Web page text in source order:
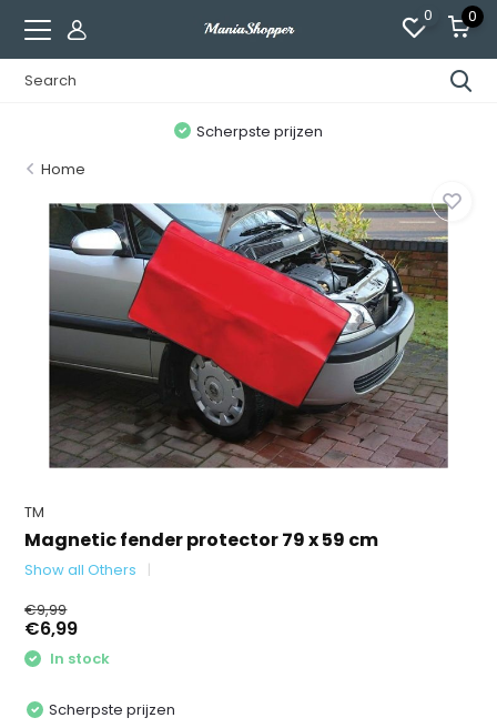
0 0
Scherpste prijzen
Home
TM
Magnetic fender protector 79 x 59 cm
Show all Others
€9,99
€6,99
In stock
Scherpste prijzen